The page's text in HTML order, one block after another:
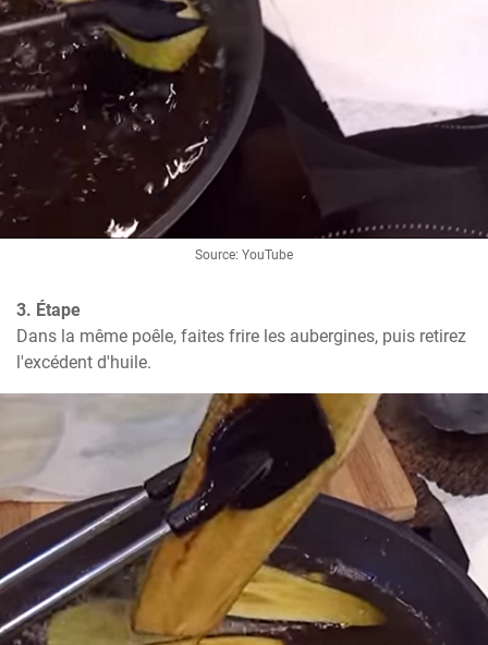
Source: YouTube
3. Étape
Dans la même poêle, faites frire les aubergines, puis retirez
l'excédent d'huile.